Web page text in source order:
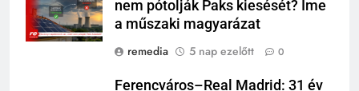
nem pótolják Paks kiesését? Íme
a műszaki magyarázat
remedia
5 nap ezelőtt 0
Ferencváros–Real Madrid: 31 év